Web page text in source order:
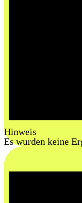
Hinweis
Es wurden keine